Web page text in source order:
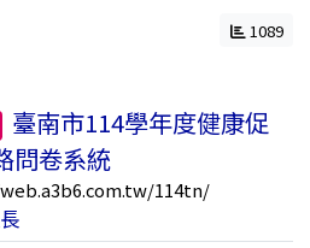
1089
臺南市114學年度健康促
問卷系統
114tn/